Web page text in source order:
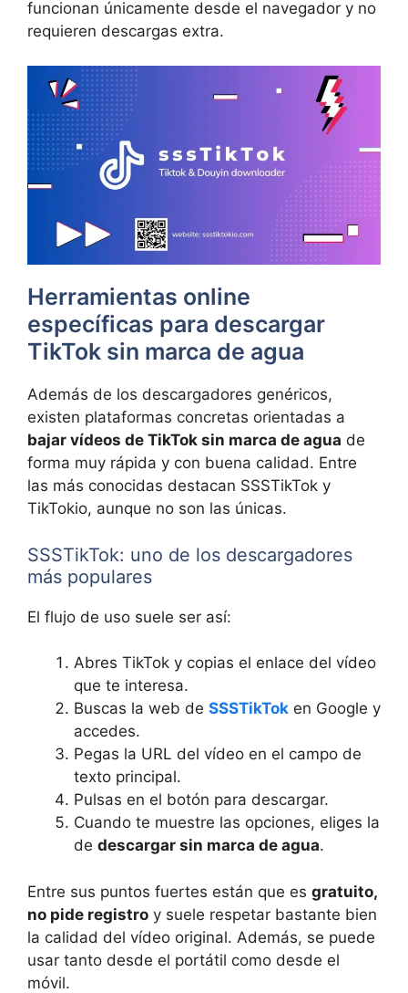
funcionan únicamente desde el navegador y no
requieren descargas extra.
Herramientas online
específicas para descargar
TikTok sin marca de agua
Además de los descargadores genéricos,
existen plataformas concretas orientadas a
bajar vídeos de TikTok sin marca de agua de
forma muy rápida y con buena calidad. Entre
las más conocidas destacan SSSTikTok y
TikTokio, aunque no son las únicas.
SSSTikTok: uno de los descargadores
más populares
El flujo de uso suele ser así:
Abres TikTok y copias el enlace del vídeo
que te interesa.
Buscas la web de SSSTikTok en Google y
accedes.
Pegas la URL del vídeo en el campo de
texto principal.
Pulsas en el botón para descargar.
Cuando te muestre las opciones, eliges la
de descargar sin marca de agua.
Entre sus puntos fuertes están que es gratuito,
no pide registro y suele respetar bastante bien
la calidad del vídeo original. Además, se puede
usar tanto desde el portátil como desde el
móvil.